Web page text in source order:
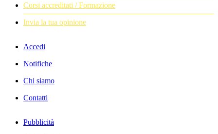
Corsi accreditati / Formazione
Invia la tua opinione
Accedi
Notifiche
Chi siamo
Contatti
Pubblicità